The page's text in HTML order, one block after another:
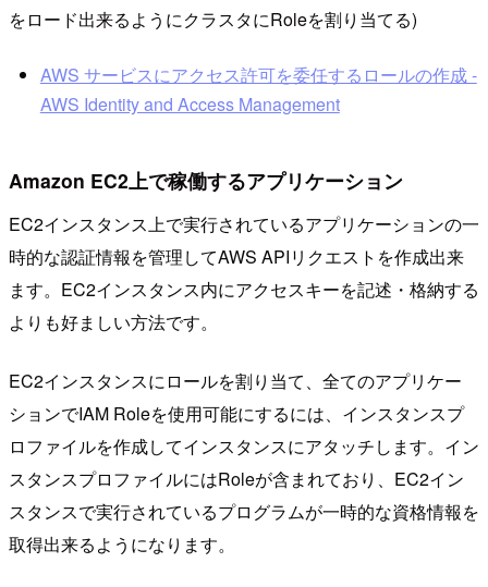
をロード出来るようにクラスタにRoleを割り当てる)
AWS サービスにアクセス許可を委任するロールの作成 -
AWS Identity and Access Management
Amazon EC2上で稼働するアプリケーション
EC2インスタンス上で実行されているアプリケーションの一
時的な認証情報を管理してAWS APIリクエストを作成出来
ます。EC2インスタンス内にアクセスキーを記述・格納する
よりも好ましい方法です。
EC2インスタンスにロールを割り当て、全てのアプリケー
ションでIAM Roleを使用可能にするには、インスタンスプ
ロファイルを作成してインスタンスにアタッチします。イン
スタンスプロファイルにはRoleが含まれており、EC2イン
スタンスで実行されているプログラムが一時的な資格情報を
取得出来るようになります。